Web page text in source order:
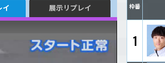
BOATBoyカップ